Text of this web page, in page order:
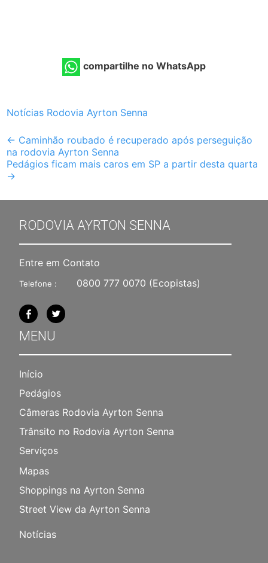
compartilhe no WhatsApp
Notícias Rodovia Ayrton Senna
Post
navigation
← Caminhão roubado é recuperado após perseguição
na rodovia Ayrton Senna
Pedágios ficam mais caros em SP a partir desta quarta
→
RODOVIA AYRTON SENNA
Entre em Contato
Telefone : 0800 777 0070 (Ecopistas)
MENU
Início
Pedágios
Câmeras Rodovia Ayrton Senna
Trânsito no Rodovia Ayrton Senna
Serviços
Mapas
Shoppings na Ayrton Senna
Street View da Ayrton Senna
Notícias